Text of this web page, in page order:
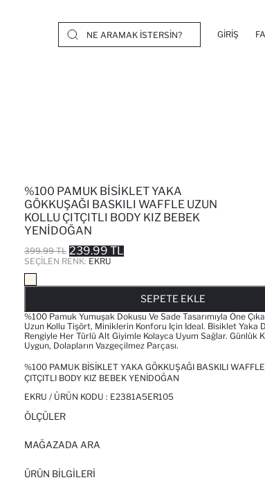
GIRIŞ
%100 PAMUK BISIKLET YAKA
GÖKKUŞAĞI BASKILI WAFFLE UZUN
KOLLU ÇITÇITLI BODY KIZ BEBEK
YENIDOĞAN
399.99 TL 239.99 TL
SEÇILEN RENK: EKRU
SEPETE EKLE
%100 Pamuk Yumuşak Dokusu Ve Sade Tasarımıyla Öne
Uzun Kollu Tişört, Miniklerin Konforu Için Ideal. Bisiklet Yaka
Rengiyle Her Türlü Alt Giyimle Kolayca Uyum Sağlar. Günlük
Uygun, Dolapların Vazgeçilmez Parçası.
%100 PAMUK BISIKLET YAKA GÖKKUŞAĞI BASKILI
ÇITÇITLI BODY KIZ BEBEK YENIDOĞAN
EKRU / ÜRÜN KODU : E2381A5ER105
ÖLÇÜLER
MAĞAZADA ARA
ÜRÜN BILGILERI